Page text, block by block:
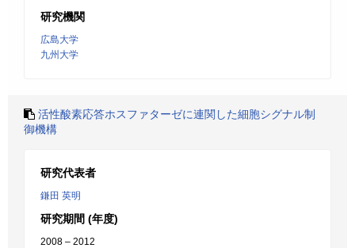
研究機関
広島大学
九州大学
活性酸素応答ホスファターゼに連関した細胞シグナル制
御機構
研究代表者
鎌田 英明
研究期間 (年度)
2008 – 2012